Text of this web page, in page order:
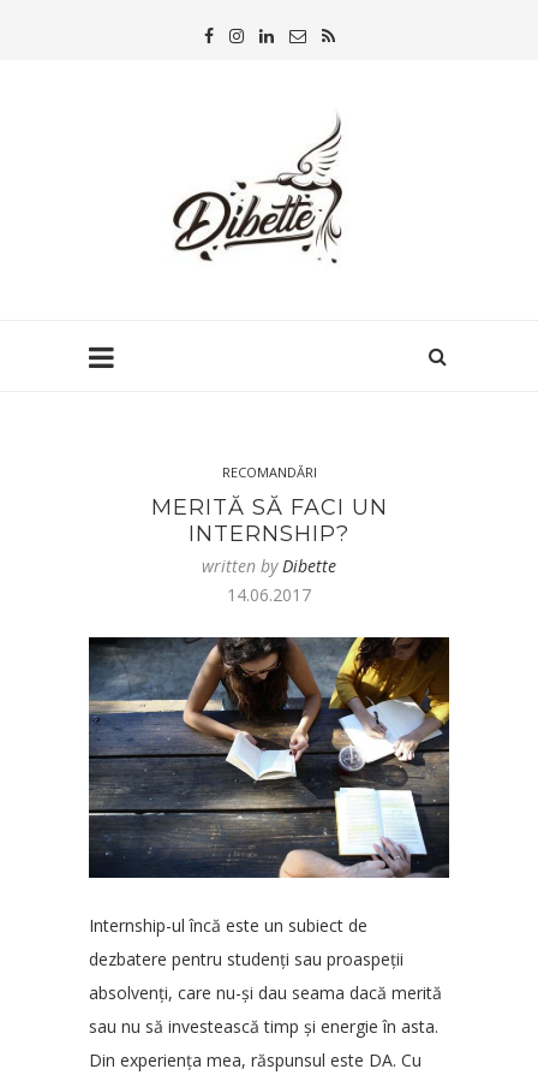
RECOMANDĂRI
MERITĂ SĂ FACI UN
INTERNSHIP?
written by Dibette
14.06.2017
Internship-ul încă este un subiect de
dezbatere pentru studenți sau proaspeții
absolvenți, care nu-și dau seama dacă merită
sau nu să investească timp și energie în asta.
Din experiența mea, răspunsul este DA. Cu